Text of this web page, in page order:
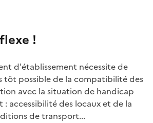
!
d'établissement nécessite de
tôt possible de la compatibilité des
avec la situation de handicap
accessibilité des locaux et de la
de transport...